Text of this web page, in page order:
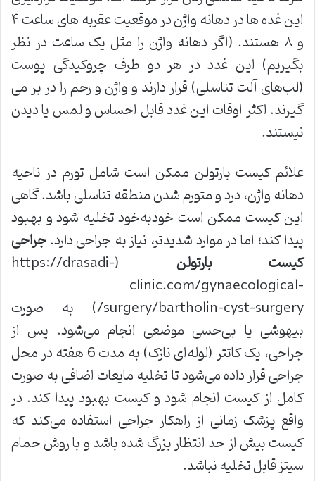
این غده ها در دهانه واژن در موقعیت عقربه های ساعت ۴
و ۸ هستند. (اگر دهانه واژن را مثل یک ساعت در نظر
بگیریم) این غدد در هر دو طرف چروکیدگی پوست
(لب‌های آلت تناسلی) قرار دارند و واژن و رحم را در بر می
گیرند. اکثر اوقات این غدد قابل احساس و لمس یا دیدن
نیستند.
علائم کیست بارتولن ممکن است شامل تورم در ناحیه
دهانه واژن، درد و متورم شدن منطقه تناسلی باشد. گاهی
این کیست ممکن است خودبه‌خود تخلیه شود و بهبود
پیدا کند؛ اما در موارد شدیدتر، نیاز به جراحی دارد.جراحی
کیست بارتولن
(https://drasadi-
clinic.com/gynaecological-
surgery/bartholin-cyst-surgery/) به صورت
بیهوشی یا بی‌حسی موضعی انجام می‌شود. پس از
جراحی، یک کاتتر (لوله‌ای نازک) به مدت 6 هفته در محل
جراحی قرار داده می‌شود تا تخلیه مایعات اضافی به صورت
کامل از کیست انجام شود و کیست بهبود پیدا کند. در
واقع پزشک زمانی از راهکار جراحی استفاده می‌کند که
کیست بیش از حد انتظار بزرگ شده باشد و با روش حمام
سیتز قابل تخلیه نباشد.